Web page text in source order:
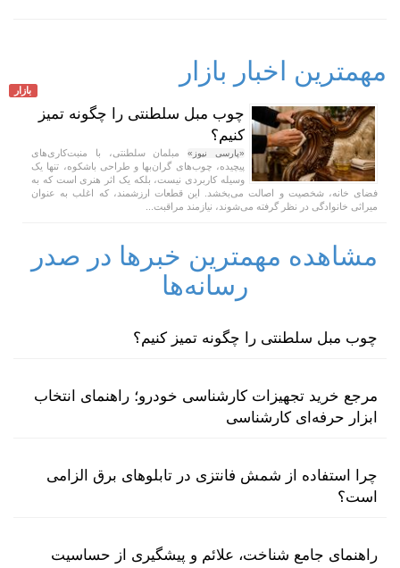
مهمترین اخبار بازار
بازار
چوب مبل سلطنتی را چگونه تمیز
کنیم؟
«پارسی نیوز»مبلمان سلطنتی، با منبت‌کاری‌های
پیچیده، چوب‌های گران‌بها و طراحی باشکوه، تنها یک
وسیله کاربردی نیست، بلکه یک اثر هنری است که به
فضای خانه، شخصیت و اصالت می‌بخشد. این قطعات ارزشمند، که اغلب به عنوان
میراثی خانوادگی در نظر گرفته می‌شوند، نیازمند مراقبت...
مشاهده مهمترین خبرها در صدر
رسانه‌ها
چوب مبل سلطنتی را چگونه تمیز کنیم؟
مرجع خرید تجهیزات کارشناسی خودرو؛ راهنمای انتخاب
ابزار حرفه‌ای کارشناسی
چرا استفاده از شمش فانتزی در تابلوهای برق الزامی
است؟
راهنمای جامع شناخت، علائم و پیشگیری از حساسیت